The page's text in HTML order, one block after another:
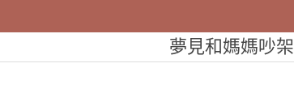
夢見和媽媽吵架